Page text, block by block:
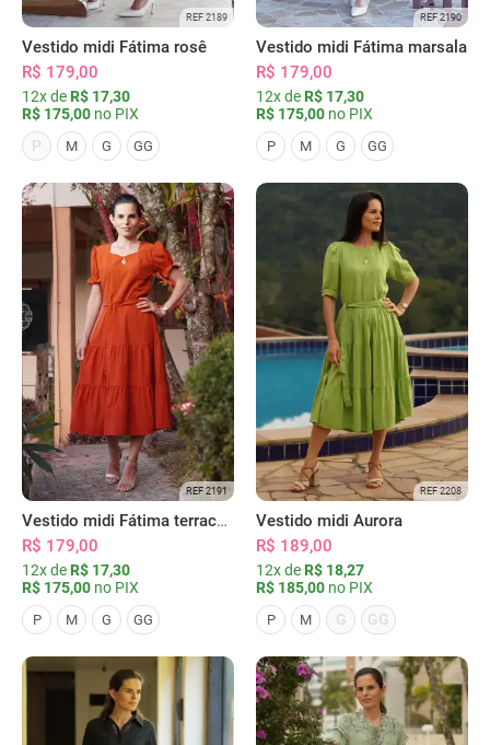
REF 2189
Vestido midi Fátima rosê
R$ 179,00
12x de R$ 17,30
R$ 175,00 no PIX
P
M G GG
REF 2190
Vestido midi Fátima marsala
R$ 179,00
12x de R$ 17,30
R$ 175,00 no PIX
P M G GG
REF 2191
Vestido midi Fátima terracota
R$ 179,00
12x de R$ 17,30
R$ 175,00 no PIX
P M G GG
REF 2208
Vestido midi Aurora
R$ 189,00
12x de R$ 18,27
R$ 185,00 no PIX
P M G GG